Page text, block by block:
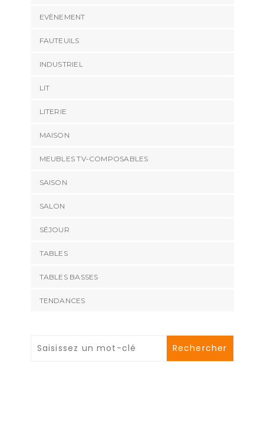
EVÈNEMENT
FAUTEUILS
INDUSTRIEL
LIT
LITERIE
MAISON
MEUBLES TV-COMPOSABLES
SAISON
SALON
SÉJOUR
TABLES
TABLES BASSES
TENDANCES